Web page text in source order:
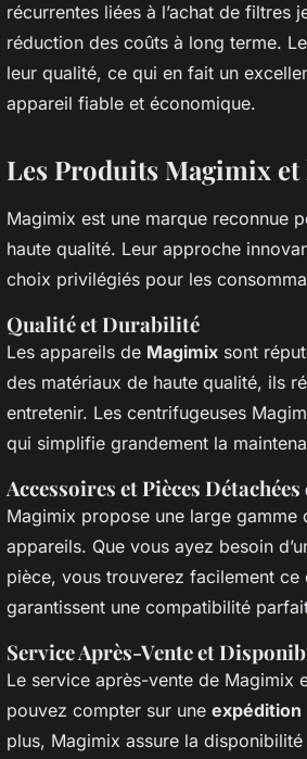
récurrentes liées à l’achat de filtres
réduction des coûts à long terme.
leur qualité, ce qui en fait un
appareil fiable et économique.
Les Produits Magimix et
Magimix est une marque reconnue
haute qualité. Leur approche
choix privilégiés pour les
Qualité et Durabilité
Les appareils de Magimix sont
des matériaux de haute qualité, ils
entretenir. Les centrifugeuses
qui simplifie grandement la
Accessoires et Pièces
Magimix propose une large gamme
appareils. Que vous ayez besoin
pièce, vous trouverez facilement ce
garantissent une compatibilité
Service Après-Vente et
Le service après-vente de Magimix
pouvez compter sur une expédition
plus, Magimix assure la